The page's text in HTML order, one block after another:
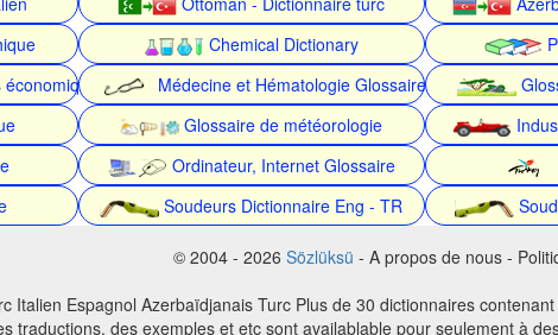
Chemical Dictionary
économiques
Médecine et Hématologie Glossaire
Glossaire de météorologie
Ordinateur, Internet Glossaire
Soudeurs Dictionnaire Eng - TR
© 2004 - 2026 Sözlüksü - A propos de nous -
Italien Espagnol Azerbaïdjanais Turc Plus de 30 dictionnaires
traductions, des exemples et etc sont availablable pour seulement à